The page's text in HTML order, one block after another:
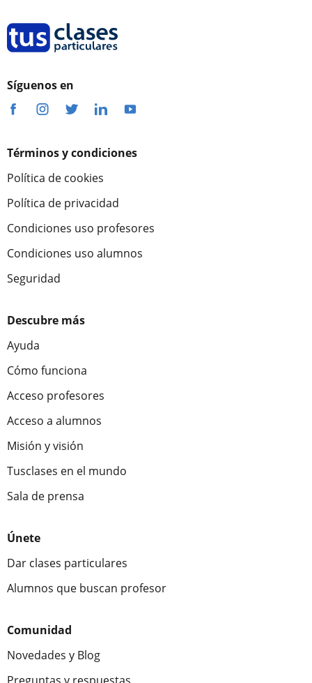
Síguenos en
Términos y condiciones
Política de cookies
Política de privacidad
Condiciones uso profesores
Condiciones uso alumnos
Seguridad
Descubre más
Ayuda
Cómo funciona
Acceso profesores
Acceso a alumnos
Misión y visión
Tusclases en el mundo
Sala de prensa
Únete
Dar clases particulares
Alumnos que buscan profesor
Comunidad
Novedades y Blog